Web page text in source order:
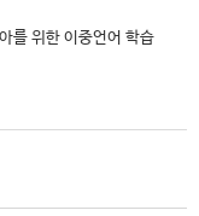
위한 이중언어 학습